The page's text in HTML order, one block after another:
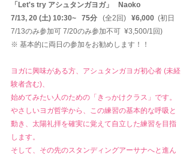
「Let's try アシュタンガヨガ」   Naoko
7/13, 20 (土) 10:30~   75分 (全2回) ¥6,000 (初日
7/13のみ参加可 7/20のみ参加不可  ¥3,500/1回)
※ 基本的に両日の参加をお勧めします！！
ヨガに興味がある方、アシュタンガヨガ初心者 (未経
験者含む)、
始めてみたい人のための「きっかけクラス」です。
やさしいヨガ哲学から、この練習の基本的な呼吸と
動き、太陽礼拝を確実に覚えて自立した練習を目指
します。
そして、その先のスタンディングアーサナへと進ん